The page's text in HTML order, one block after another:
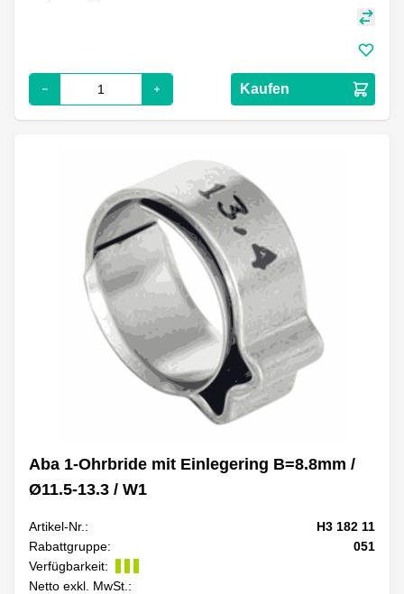
Kaufen
Aba 1-Ohrbride mit Einlegering B=8.8mm /
Ø11.5-13.3 / W1
Artikel-Nr.:
H3 182 11
Rabattgruppe:
051
Verfügbarkeit:
Netto exkl. MwSt.: